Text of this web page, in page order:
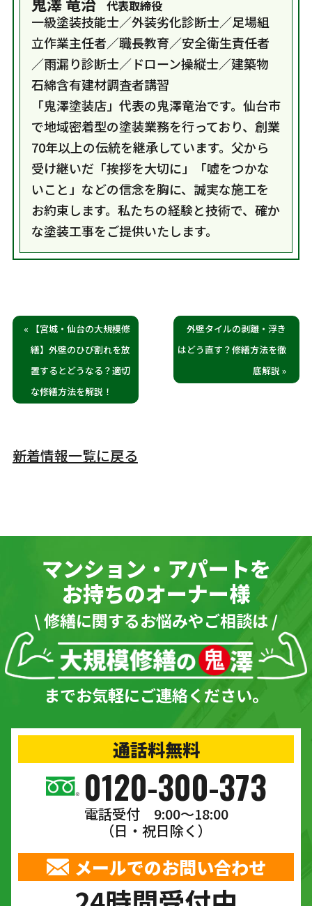
代表取締役
一級塗装技能士／外装劣化診断士／足場組
立作業主任者／職長教育／安全衛生責任者
／雨漏り診断士／ドローン操縦士／建築物
石綿含有建材調査者講習
「鬼澤塗装店」代表の鬼澤竜治です。仙台市
で地域密着型の塗装業務を行っており、創業
70年以上の伝統を継承しています。父から
受け継いだ「挨拶を大切に」「嘘をつかな
いこと」などの信念を胸に、誠実な施工を
お約束します。私たちの経験と技術で、確か
な塗装工事をご提供いたします。
« 【宮城・仙台の大規模修
繕】外壁のひび割れを放
置するとどうなる？適切
な修繕方法を解説！
外壁タイルの剥離・浮き
はどう直す？修繕方法を徹
底解説 »
新着情報一覧に戻る
マンション・アパートを
お持ちのオーナー様
\ 修繕に関するお悩みやご相談は /
までお気軽にご連絡ください。
通話料無料
0120-300-373
電話受付 9:00〜18:00
（日・祝日除く）
メールでのお問い合わせ